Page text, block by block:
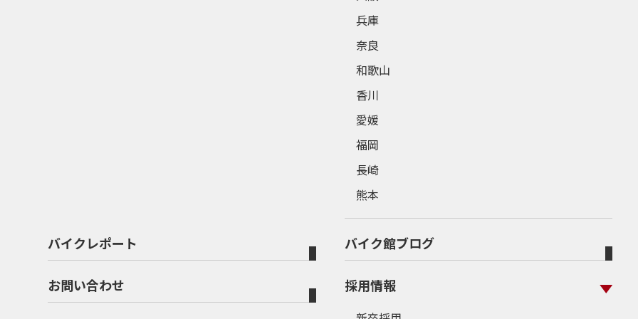
兵庫
奈良
和歌山
香川
愛媛
福岡
長崎
熊本
バイクレポート バイク館ブログ
お問い合わせ 採用情報